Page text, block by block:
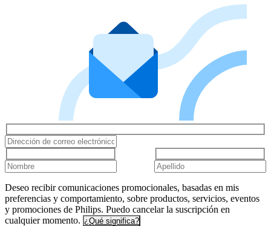
Deseo recibir comunicaciones promocionales, basadas en mis
preferencias y comportamiento, sobre productos, servicios, eventos
y promociones de Philips. Puedo cancelar la suscripción en
cualquier momento. ¿Qué significa?